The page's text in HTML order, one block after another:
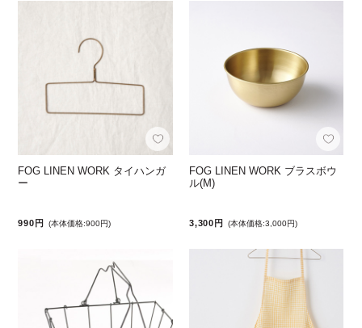
FOG LINEN WORK タイハンガ
ー
990円 (本体価格:900円)
FOG LINEN WORK ブラスボウ
ル(M)
3,300円 (本体価格:3,000円)